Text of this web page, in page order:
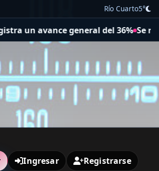
Río Cuarto5°
general del 36% Se realizó una
Ingresar Registrarse